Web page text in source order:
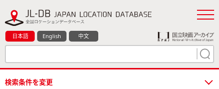
日本語 English 中文
検索条件を変更